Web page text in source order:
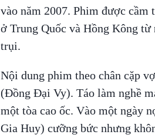
vào năm 2007. Phim được
ở Trung Quốc và Hồng Kông từ
trụi.
Nội dung phim theo chân cặp
(Đồng Đại Vy). Táo làm nghề
một tòa cao ốc. Vào một ngày
Gia Huy) cưỡng bức nhưng